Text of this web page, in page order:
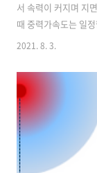
서 속력이 커지며 지
때 중력가속도는 일
아당기는 만유인력이
향해 떨어지며 공기
니다. 자유낙하운동
가속도 이론 중력 크
중력이 작용합니다.
으며 운동의 제 2법
량에 상관없이 일정합
2021. 8. 3.